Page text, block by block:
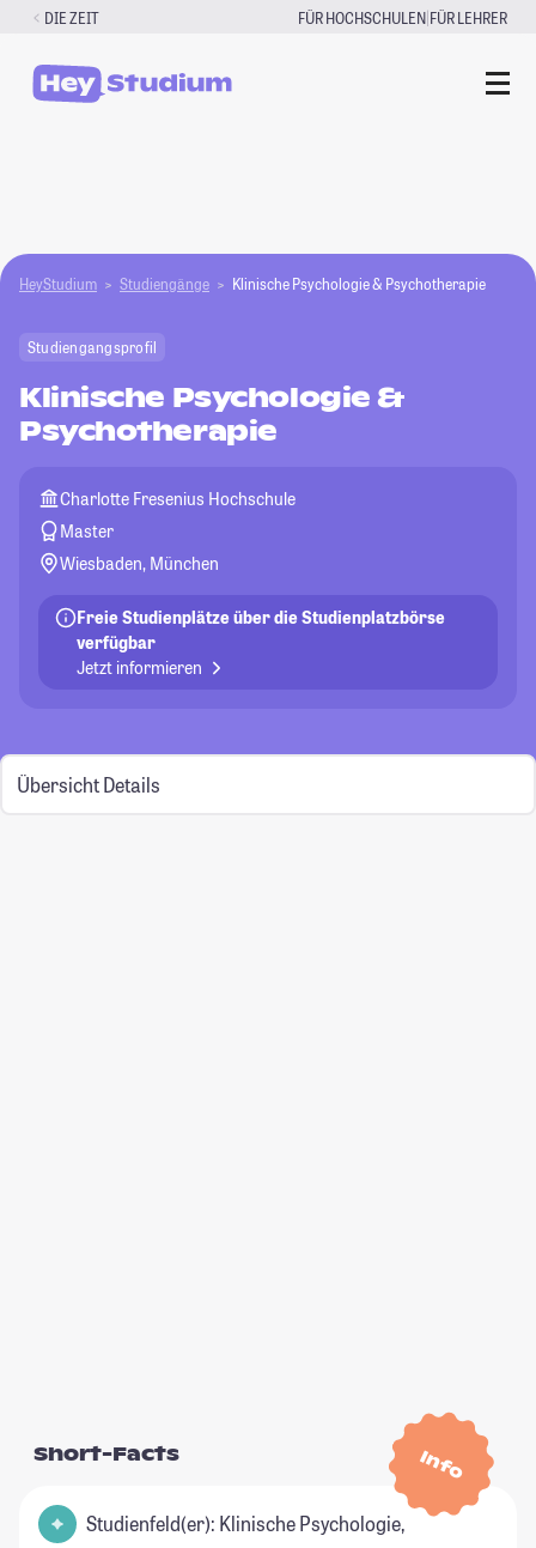
Zum
springen
DIE ZEIT FÜR HOCHSCHULEN|FÜR LEHRER
HeyStudium Studiengänge Klinische Psychologie & Psychotherapie
Studiengangsprofil
Klinische Psychologie &
Psychotherapie
Charlotte Fresenius Hochschule
Master
Wiesbaden, München
Freie Studienplätze über die Studienplatzbörse
verfügbar
Jetzt informieren
Übersicht Details
Info
Short-Facts
Studienfeld(er): Klinische Psychologie,